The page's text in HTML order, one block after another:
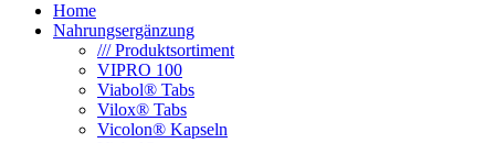
Home
Nahrungsergänzung
/// Produktsortiment
VIPRO 100
Viabol® Tabs
Vilox® Tabs
Vicolon® Kapseln